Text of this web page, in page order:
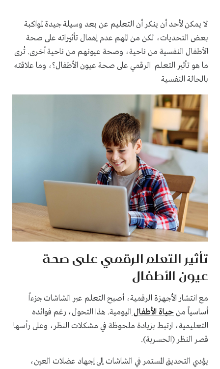
لا يمكن لأحد أن ينكر أن التعليم عن بعد وسيلة جيدة لمواكبة
بعض التحديات، لكن من المهم عدم إهمال تأثيراته على صحة
الأطفال النفسية من ناحية، وصحة عيونهم من ناحية أخرى. تُرى
ما هو تأثير التعلم الرقمي على صحة عيون الأطفال؟، وما علاقته
بالحالة النفسية
تأثير التعلم الرقمي على صحة
عيون الأطفال
مع انتشار الأجهزة الرقمية، أصبح التعلم عبر الشاشات جزءاً
أساسياً منحياة الأطفال اليومية. هذا التحول، رغم فوائده
التعليمية، ارتبط بزيادة ملحوظة في مشكلات النظر، وعلى رأسها
قصر النظر (الحسرية).
يؤدي التحديق المستمر في الشاشات إلى إجهاد عضلات العين،